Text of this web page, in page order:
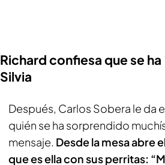
Richard confiesa que se
Silvia
Después, Carlos Sobera le da
quién se ha sorprendido
mensaje. Desde la mesa abre
que es ella con sus perritas: